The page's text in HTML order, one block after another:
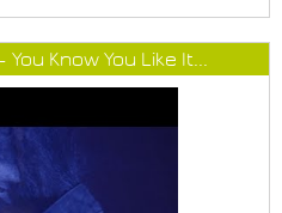
Know You Like It...